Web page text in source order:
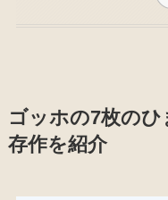
ゴッホの7枚の
存作を紹介